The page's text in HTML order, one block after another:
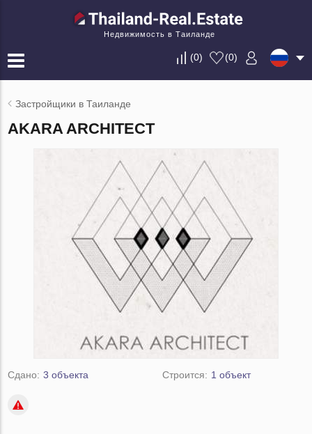
Недвижимость в Таиланде
(0) (0)
Застройщики в Таиланде
AKARA ARCHITECT
Сдано: 3 объекта Строится: 1 объект